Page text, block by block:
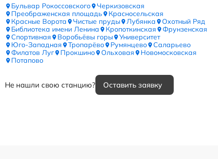
Бульвар Рокоссовского
Черкизовская
Преображенская площадь
Красносельская
Красные Ворота
Чистые пруды Лубянка
Охотный Ряд
Библиотека имени Ленина
Кропоткинская
Фрунзенская
Спортивная
Воробьёвы горы
Университет
Юго-Западная
Тропарёво Румянцево
Саларьево
Филатов Луг
Прокшино Ольховая
Новомосковская
Потапово
Не нашли свою станцию? Оставить заявку